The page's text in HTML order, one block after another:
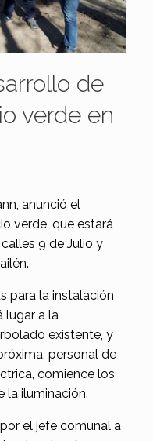
de
verde en
anunció el
verde, que estará
9 de Julio y
para la instalación
lugar a la
existente, y
personal de
comience los
la iluminación.
el jefe comunal a